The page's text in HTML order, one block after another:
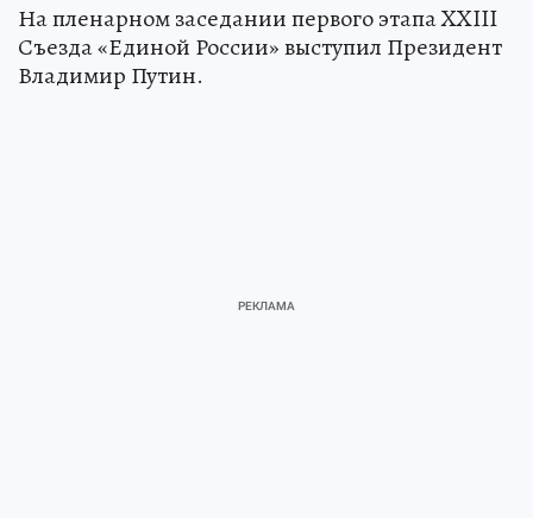
На пленарном заседании первого этапа XXIII
Съезда «Единой России» выступил Президент
Владимир Путин.